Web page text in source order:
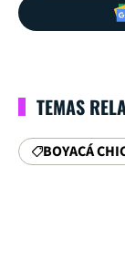
TEMAS
BOYACÁ